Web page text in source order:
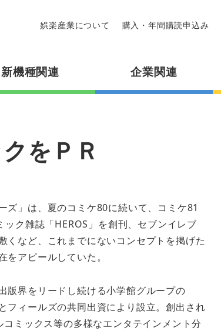
娯楽産業について 購入・年間購読申込み
新機種関連 企業関連
をＰＲ
ズ」は、夏のコミケ80に続いて、コミケ81
ク雑誌「HEROS」を創刊、セブンイレブ
くなど、これまでにないコンセプトを掲げた
アピールしていた。
版界をリードし続ける小学館グループの
フィールズの共同出資により設立。創出され
ミックス等の多様なエンタテインメント分